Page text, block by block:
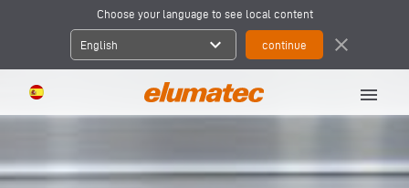
Choose your language to see local content
English expand_more close
menu